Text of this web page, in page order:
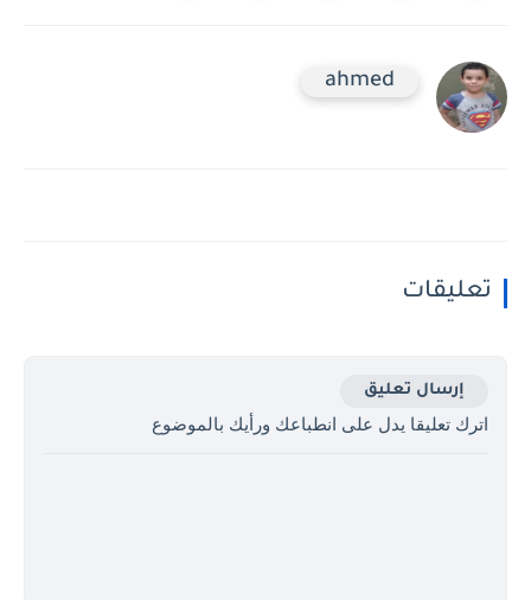
ahmed
تعليقات
إرسال تعليق
اترك تعليقا يدل على انطباعك ورأيك بالموضوع